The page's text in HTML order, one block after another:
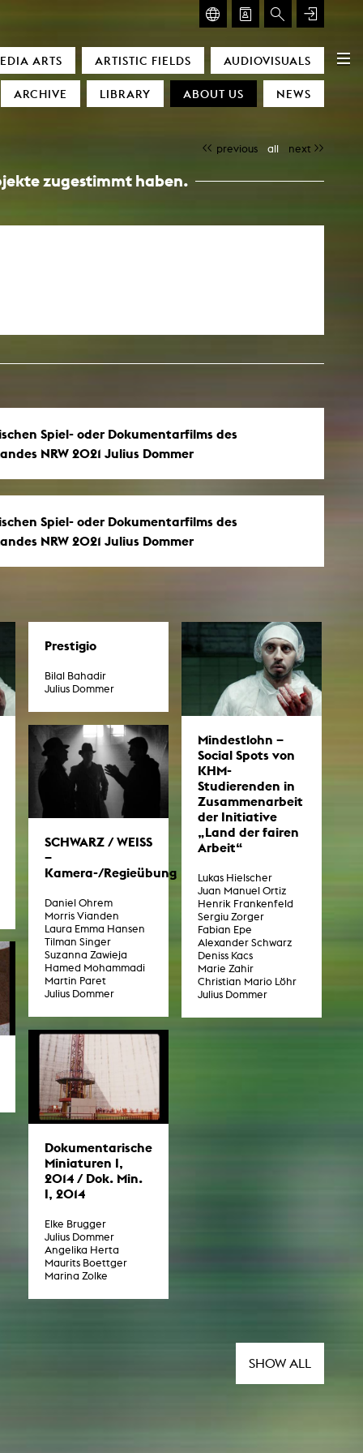
ARTS ARTISTIC FIELDS AUDIOVISUALS
ARCHIVE LIBRARY ABOUT US NEWS
previous all next
zugestimmt haben.
Spiel- oder Dokumentarfilms des
NRW 2021 Julius Dommer
Spiel- oder Dokumentarfilms des
NRW 2021 Julius Dommer
Prestigio
Bilal Bahadir
Julius Dommer
Mindestlohn –
Social Spots von
KHM-
Studierenden in
Zusammenarbeit
der Initiative
„Land der fairen
Arbeit“
Lukas Hielscher
Juan Manuel Ortiz
Henrik Frankenfeld
Sergiu Zorger
Fabian Epe
Alexander Schwarz
Deniss Kacs
Marie Zahir
Christian Mario Löhr
Julius Dommer
SCHWARZ / WEISS
–
Kamera-/Regieübung
Daniel Ohrem
Morris Vianden
Laura Emma Hansen
Tilman Singer
Suzanna Zawieja
Hamed Mohammadi
Martin Paret
Julius Dommer
Dokumentarische
Miniaturen I,
2014 / Dok. Min.
I, 2014
Elke Brugger
Julius Dommer
Angelika Herta
Maurits Boettger
Marina Zolke
SHOW ALL
Glasmoog – Room for Art & Discourse
NEWS
Date
Awards / Sponsorships
Festival events
Jobs
Press area
Press releases
Press downloads
teaching staff on the way